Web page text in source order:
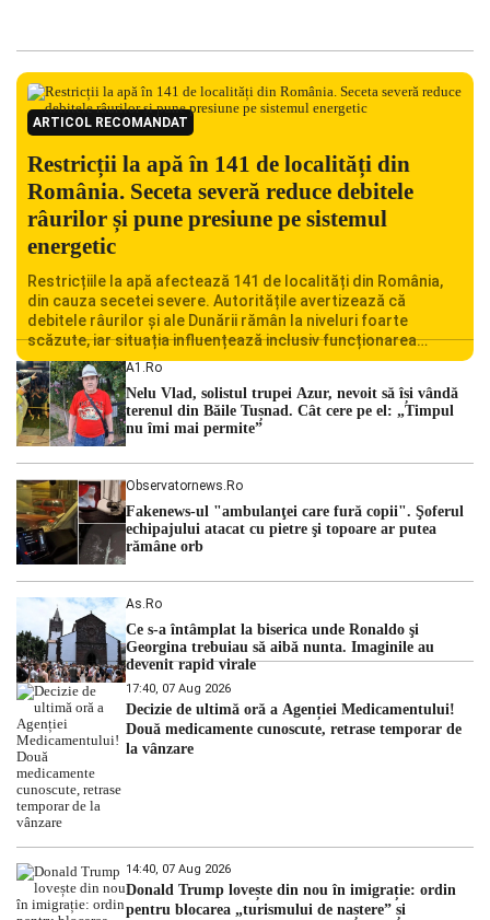
ARTICOL RECOMANDAT
Restricții la apă în 141 de localități din
România. Seceta severă reduce debitele
râurilor și pune presiune pe sistemul
energetic
Restricțiile la apă afectează 141 de localități din România,
din cauza secetei severe. Autoritățile avertizează că
debitele râurilor și ale Dunării rămân la niveluri foarte
scăzute, iar situația influențează inclusiv funcționarea
Centralei Nucleare de la Cernavodă. România se confruntă
cu una dintre cele mai dificile perioade din punct de vedere
hidrologic din ultimii ani. Lipsa […]
A1.ro
Nelu Vlad, solistul trupei Azur, nevoit să își vândă
terenul din Băile Tușnad. Cât cere pe el: „Timpul
nu îmi mai permite”
Observatornews.ro
Fakenews-ul "ambulanţei care fură copii". Şoferul
echipajului atacat cu pietre şi topoare ar putea
rămâne orb
As.ro
Ce s-a întâmplat la biserica unde Ronaldo şi
Georgina trebuiau să aibă nunta. Imaginile au
devenit rapid virale
17:40, 07 Aug 2026
Decizie de ultimă oră a Agenției Medicamentului!
Două medicamente cunoscute, retrase temporar de
la vânzare
14:40, 07 Aug 2026
Donald Trump lovește din nou în imigrație: ordin
pentru blocarea „turismului de naștere” și